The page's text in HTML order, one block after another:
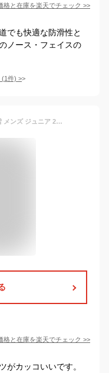
格と在庫を楽天でチェック >>
でも快適な防滑性と
ノース・フェイスの
(1件) >
ハイテック スノーブーツ 防水 防滑 雪 メンズ ジュニア 23cm 23.5cm 24cm 24.5cm 25cm 25.5cm 26cm 26.5cm 27cm 28cm 29cm HI-TEC GLASS CLAW DRI-HI STORM クッショニングフットベッド HT 抗菌防臭インソール 大人 男性 男の子
格と在庫を楽天でチェック >>
がカッコいいです。